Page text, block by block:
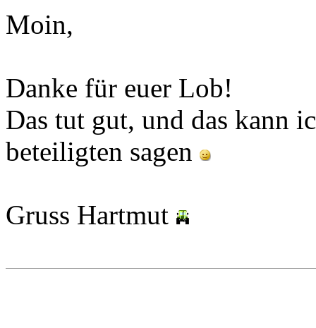
Moin,
Danke für euer Lob!
Das tut gut, und das kann
beteiligten sagen
Gruss Hartmut